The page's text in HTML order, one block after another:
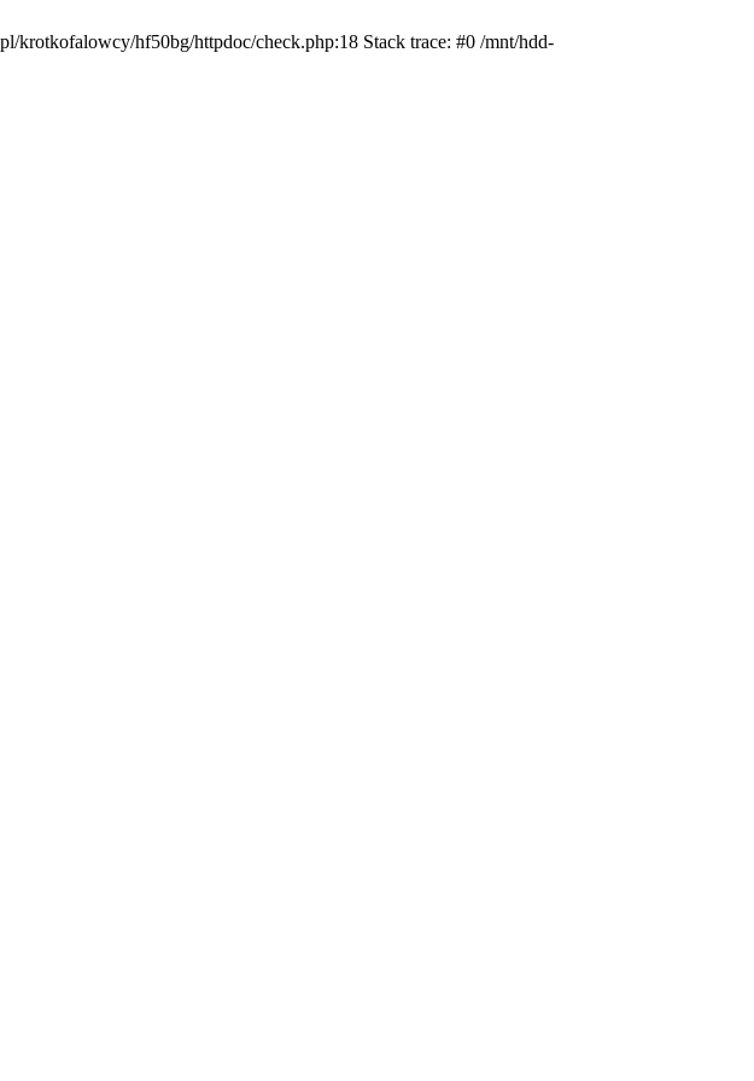
krotkofalowcy/hf50bg/httpdoc/check.php:18 Stack trace: #0 /mnt/hdd-